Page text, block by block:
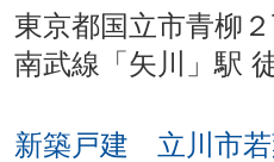
東京都国立市青柳
南武線「矢川」駅
新築戸建 立川市